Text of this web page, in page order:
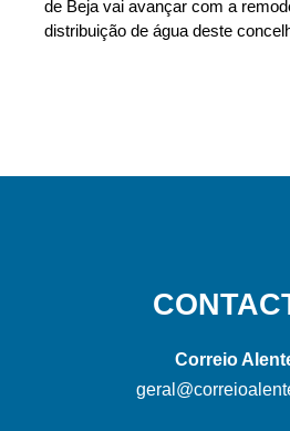
de Beja vai avançar com a
distribuição de água deste
Correio